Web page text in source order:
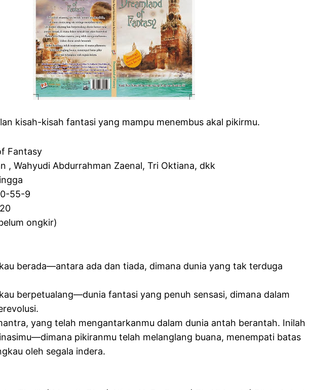
kisah-kisah fantasi yang mampu menembus akal pikirmu.
Fantasy
, Wahyudi Abdurrahman Zaenal, Tri Oktiana, dkk
55-9
ongkir)
berada—antara ada dan tiada, dimana dunia yang tak terduga
berpetualang—dunia fantasi yang penuh sensasi, dimana dalam
yang telah mengantarkanmu dalam dunia antah berantah. Inilah
pikiranmu telah melanglang buana, menempati batas
oleh segala indera.